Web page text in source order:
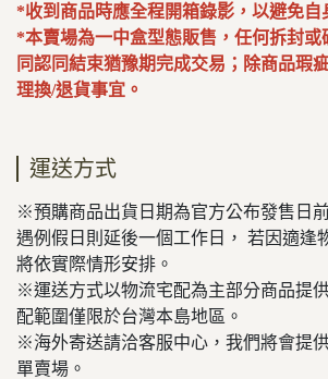
*收到商品時應全程開箱錄影，以避免自
*本賣場為一中盒型態販售，任何拆封或
同認同結束猶豫期完成交易；除商品瑕
理換/退貨事宜。
運送方式
※預購商品出貨日期為官方公布發售日
遇例假日則延後一個工作日， 若因適逢
將依實際情形安排。
※運送方式以物流宅配為主部分商品提
配範圍僅限於台灣本島地區。
※海外寄送請洽客服中心，我們將會提
單賣場。